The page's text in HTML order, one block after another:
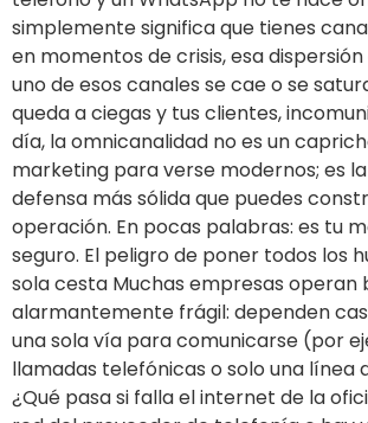
simplemente significa que tienes
en momentos de crisis, esa dispersión
uno de esos canales se cae o se
queda a ciegas y tus clientes,
día, la omnicanalidad no es un
marketing para verse modernos; es
defensa más sólida que puedes
operación. En pocas palabras: es tu
seguro. El peligro de poner todos los
sola cesta Muchas empresas operan
alarmantemente frágil: dependen
una sola vía para comunicarse (por
llamadas telefónicas o solo una línea
¿Qué pasa si falla el internet de la